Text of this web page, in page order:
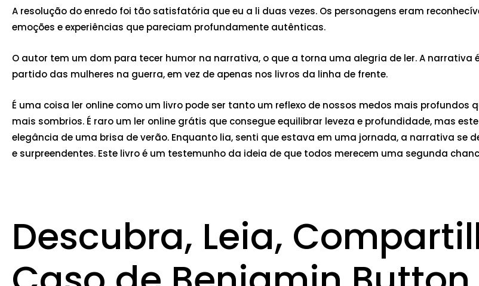
A resolução do enredo foi tão satisfatória que eu a li duas vezes. Os personagens eram
emoções e experiências que pareciam profundamente autênticas.
O autor tem um dom para tecer humor na narrativa, o que a torna uma alegria de ler. A narrativa
partido das mulheres na guerra, em vez de apenas nos livros da linha de frente.
É uma coisa ler online como um livro pode ser tanto um reflexo de nossos medos mais
mais sombrios. É raro um ler online grátis que consegue equilibrar leveza e profundidade, mas
elegância de uma brisa de verão. Enquanto lia, senti que estava em uma jornada, a narrativa se
e surpreendentes. Este livro é um testemunho da ideia de que todos merecem uma segunda
Descubra, Leia,